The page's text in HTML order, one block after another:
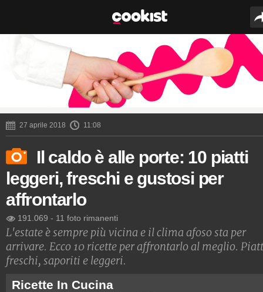
27 aprile 2018 11:08
Il caldo è alle porte: 10 piatti
leggeri, freschi e gustosi per
affrontarlo
191.069 - 11 foto rimanenti
L'estate è sempre più vicina e il clima afoso sta per
arrivare. Ecco 10 ricette per affrontarlo al meglio.
freschi, saporiti e leggeri.
Ricette In Cucina